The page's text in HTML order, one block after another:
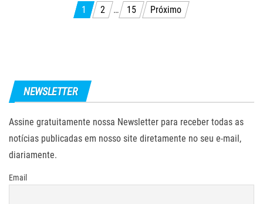
Navegação 1 2 … 15 Próximo
NEWSLETTER
Assine gratuitamente nossa Newsletter para receber todas as
notícias publicadas em nosso site diretamente no seu e-mail,
diariamente.
Email